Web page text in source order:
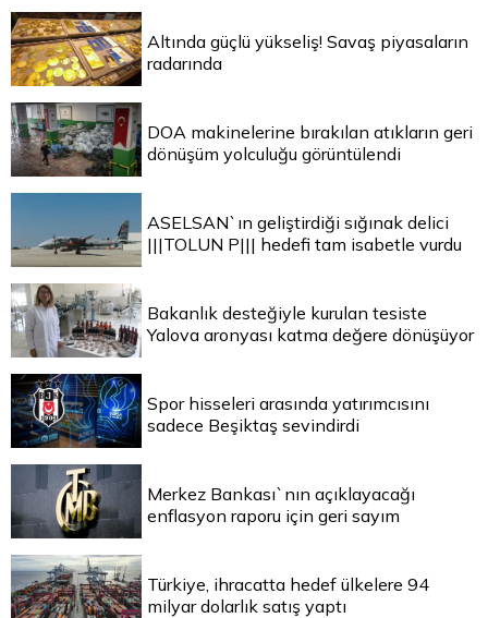
Altında güçlü yükseliş! Savaş piyasaların
radarında
DOA makinelerine bırakılan atıkların geri
dönüşüm yolculuğu görüntülendi
ASELSAN`ın geliştirdiği sığınak delici
|||TOLUN P||| hedefi tam isabetle vurdu
Bakanlık desteğiyle kurulan tesiste
Yalova aronyası katma değere dönüşüyor
Spor hisseleri arasında yatırımcısını
sadece Beşiktaş sevindirdi
Merkez Bankası`nın açıklayacağı
enflasyon raporu için geri sayım
Türkiye, ihracatta hedef ülkelere 94
milyar dolarlık satış yaptı